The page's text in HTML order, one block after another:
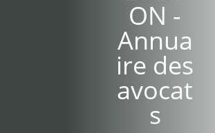
ON -
Annua
ire des
avocat
s